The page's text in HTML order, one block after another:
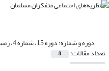
دوره و شماره:دوره 15، شماره 4، زمستان 1404
تعداد مقالات: 8